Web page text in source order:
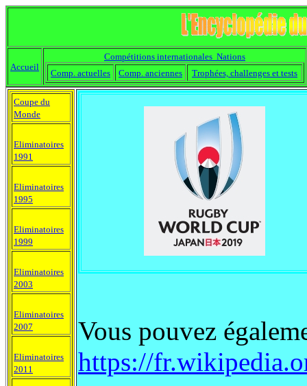
Accueil
Compétitions internationales Nations
Comp. actuelles
Comp. anciennes Trophées, challenges et tests
Coupe du
Monde
Eliminatoires
1991
Eliminatoires
1995
Eliminatoires
1999
Eliminatoires
2003
Eliminatoires
2007
Eliminatoires
2011
Vous pouvez
https://